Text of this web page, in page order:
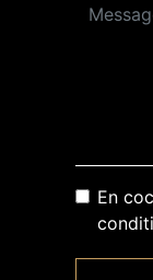
En